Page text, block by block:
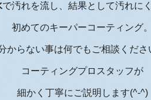
で汚れを流し、結果として汚れに
初めてのキーパーコーティング。
からない事は何でもご相談くださ
コーティングプロスタッフが
細かく丁寧にご説明します(^-^)